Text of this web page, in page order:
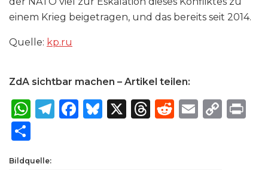
einem Krieg beigetragen, und das bereits seit 2014.
Quelle: kp​.ru
ZdA sichtbar machen – Artikel teilen:
W T
F
B X
T
R
E
C
Bildquelle: